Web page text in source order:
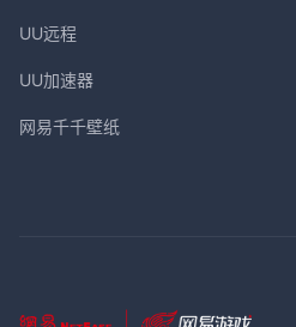
UU远程
UU加速器
网易千千壁纸